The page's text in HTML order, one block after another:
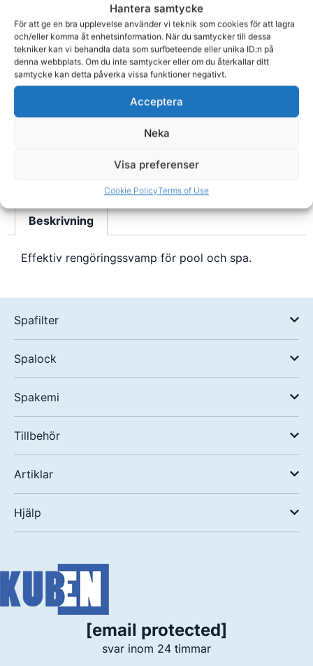
Hantera samtycke
För att ge en bra upplevelse använder vi teknik som cookies för att lagra
och/eller komma åt enhetsinformation. När du samtycker till dessa
tekniker kan vi behandla data som surfbeteende eller unika ID:n på
denna webbplats. Om du inte samtycker eller om du återkallar ditt
samtycke kan detta påverka vissa funktioner negativt.
Acceptera
Neka
Visa preferenser
Cookie PolicyTerms of Use
Sittkudde för spabad, ergonomisk som inte flyter
Beskrivning
Effektiv rengöringssvamp för pool och spa.
Spafilter
Spalock
Spakemi
Tillbehör
Artiklar
Hjälp
[email protected]
svar inom 24 timmar